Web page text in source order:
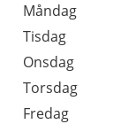
Dag
Öppettider
Kommentarer
Måndag
Tisdag
Onsdag
Torsdag
Fredag